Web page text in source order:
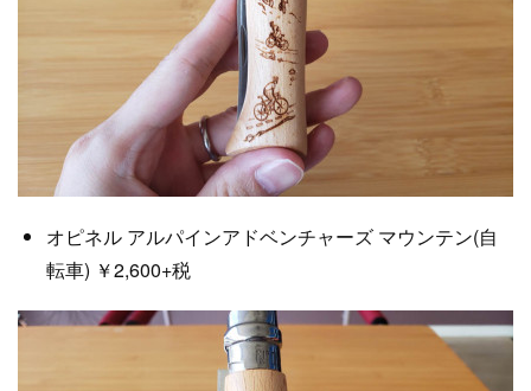
オピネル アルパインアドベンチャーズ マウンテン(自
転車) ￥2,600+税